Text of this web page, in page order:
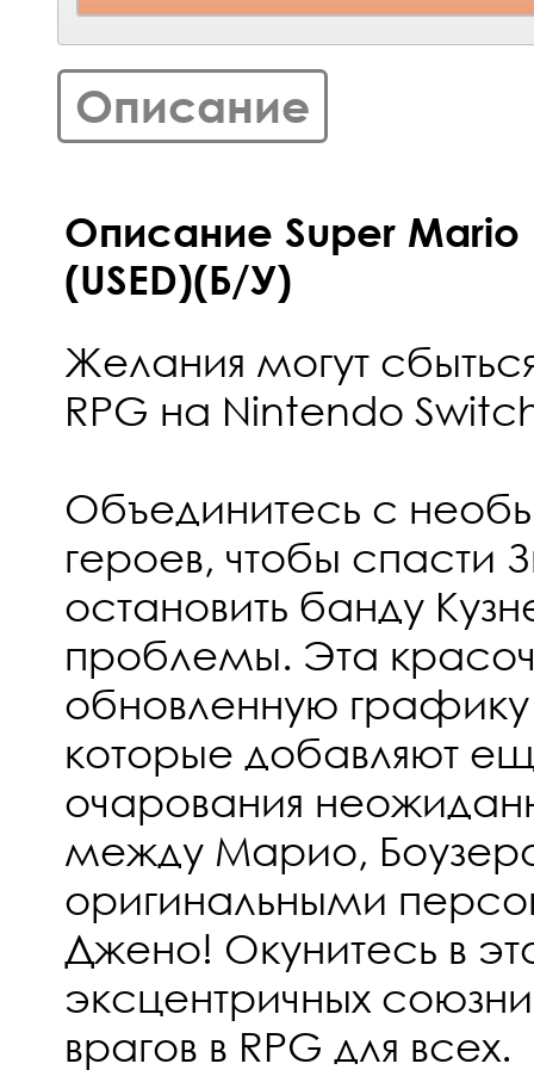
Описание
Описание Super Mario
(USED)(Б/У)
Желания могут
RPG на Nintendo
Объединитесь с
героев, чтобы спасти
остановить банду
проблемы. Эта
обновленную
которые добавляют
очарования
между Марио,
оригинальными
Джено! Окунитесь в
эксцентричных
врагов в RPG для всех.